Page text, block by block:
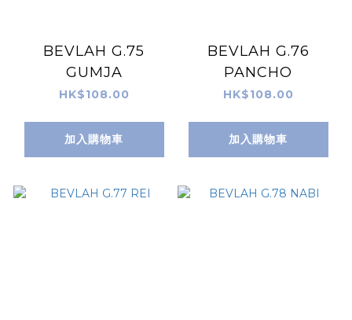
BEVLAH G.75
GUMJA
HK$108.00
加入購物車
BEVLAH G.76
PANCHO
HK$108.00
加入購物車